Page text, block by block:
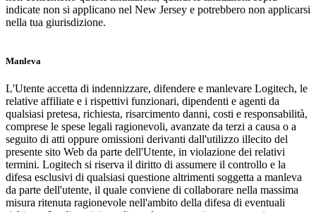
indicate non si applicano nel New Jersey e potrebbero non applicarsi
nella tua giurisdizione.
Manleva
L'Utente accetta di indennizzare, difendere e manlevare Logitech, le
relative affiliate e i rispettivi funzionari, dipendenti e agenti da
qualsiasi pretesa, richiesta, risarcimento danni, costi e responsabilità,
comprese le spese legali ragionevoli, avanzate da terzi a causa o a
seguito di atti oppure omissioni derivanti dall'utilizzo illecito del
presente sito Web da parte dell'Utente, in violazione dei relativi
termini. Logitech si riserva il diritto di assumere il controllo e la
difesa esclusivi di qualsiasi questione altrimenti soggetta a manleva
da parte dell'utente, il quale conviene di collaborare nella massima
misura ritenuta ragionevole nell'ambito della difesa di eventuali